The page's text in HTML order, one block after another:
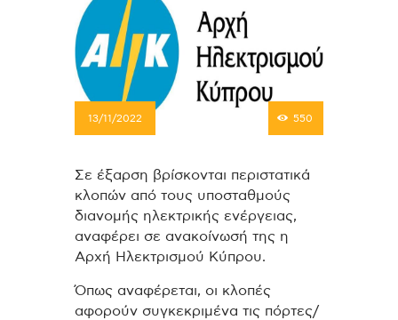
13/11/2022 550
Σε έξαρση βρίσκονται περιστατικά
κλοπών από τους υποσταθμούς
διανομής ηλεκτρικής ενέργειας,
αναφέρει σε ανακοίνωσή της η
Αρχή Ηλεκτρισμού Κύπρου.
Όπως αναφέρεται, οι κλοπές
αφορούν συγκεκριμένα τις πόρτες/